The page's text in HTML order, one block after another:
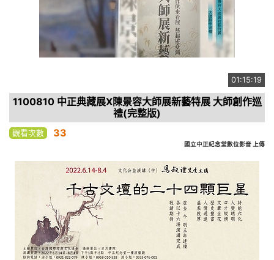
01:15:19
1100810 中正典藏展X陳景容大師展新藝特展 大師創作巡
禮(完整版)
觀看次數 33
國立中正紀念堂數位影音 上傳